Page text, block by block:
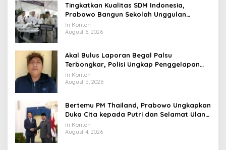
Tingkatkan Kualitas SDM Indonesia,
Prabowo Bangun Sekolah Unggulan
hingga Undang Universitas Terbaik Dunia
In Konten
August 6, 2026
Akal Bulus Laporan Begal Palsu
Terbongkar, Polisi Ungkap Penggelapan
Uang Perusahaan untuk Crypto
In Konten
August 5, 2026
Bertemu PM Thailand, Prabowo Ungkapkan
Duka Cita kepada Putri dan Selamat Ulang
Tahun ke Raja Thailand
In Konten
August 4, 2026